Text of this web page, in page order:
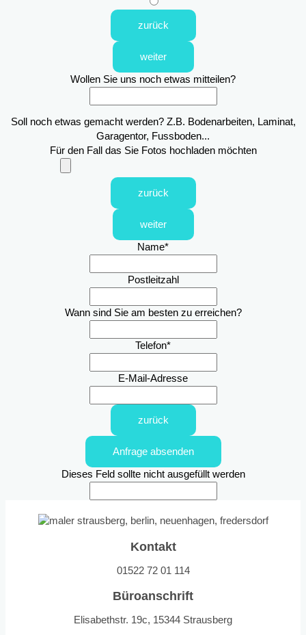
zurück
weiter
Wollen Sie uns noch etwas mitteilen?
Soll noch etwas gemacht werden? Z.B. Bodenarbeiten, Laminat,
Garagentor, Fussboden...
Für den Fall das Sie Fotos hochladen möchten
zurück
weiter
Name*
Postleitzahl
Wann sind Sie am besten zu erreichen?
Telefon*
E-Mail-Adresse
zurück
Anfrage absenden
Dieses Feld sollte nicht ausgefüllt werden
Kontakt
01522 72 01 114
Büroanschrift
Elisabethstr. 19c, 15344 Strausberg